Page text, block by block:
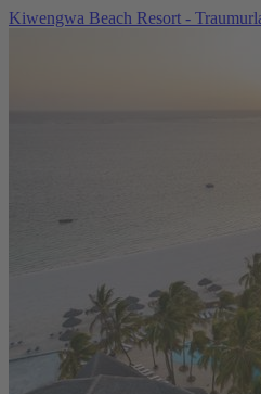
Kiwengwa Beach Resort -